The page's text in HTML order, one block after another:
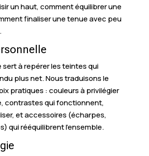
un haut, comment équilibrer une
finaliser une tenue avec peu
sert à repérer les teintes qui
plus net. Nous traduisons le
pratiques : couleurs à privilégier
contrastes qui fonctionnent,
et accessoires (écharpes,
qui rééquilibrent l’ensemble.